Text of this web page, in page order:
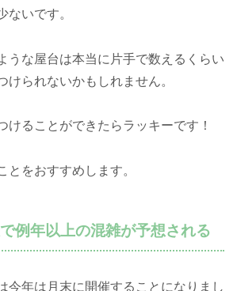
ないです。
うな屋台は本当に片手で数えるくらい
けられないかもしれません。
けることができたらラッキーです！
とをおすすめします。
例年以上の混雑が予想される
今年は月末に開催することになりまし